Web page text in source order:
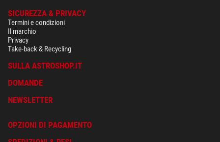
SICUREZZA & PRIVACY
Termini e condizioni
Il marchio
Privacy
Take-back & Recycling
SULLA ASTROSHOP.IT
DOMANDE
NEWSLETTER
OPZIONI DI PAGAMENTO